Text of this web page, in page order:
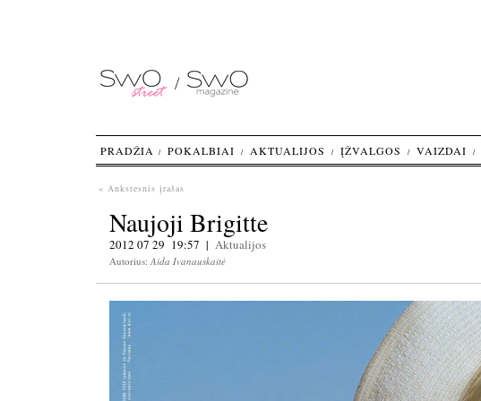
« Ankstesnis įrašas
Naujoji Brigitte
2012 07 29 19:57 | Aktualijos
Autorius:Aida Ivanauskaitė
PRADŽIA POKALBIAI AKTUALIJOS ĮŽVALGOS VAIZDAI